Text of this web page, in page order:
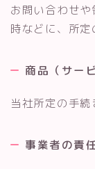
お問い合わせ
時などに、所定
商品（サー
当社所定の手続
事業者の責